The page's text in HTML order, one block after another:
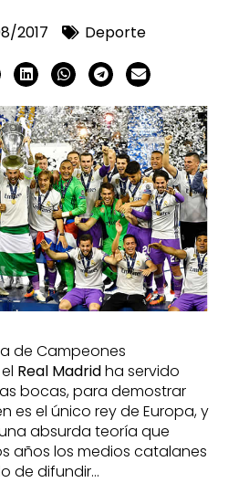
2017 Deporte
de Campeones
Real Madridha servido
bocas, para demostrar
es el único rey de Europa, y
absurda teoría que
años los medios catalanes
de difundir…